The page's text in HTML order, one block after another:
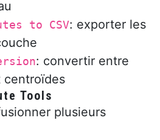
to CSV: exporter les
: convertir entre
centroïdes
Tools
plusieurs